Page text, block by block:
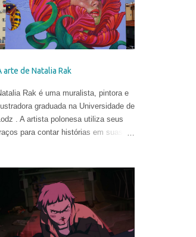
arte de Natalia Rak
Rak é uma muralista, pintora e
graduada na Universidade de
. A artista polonesa utiliza seus
para contar histórias em suas